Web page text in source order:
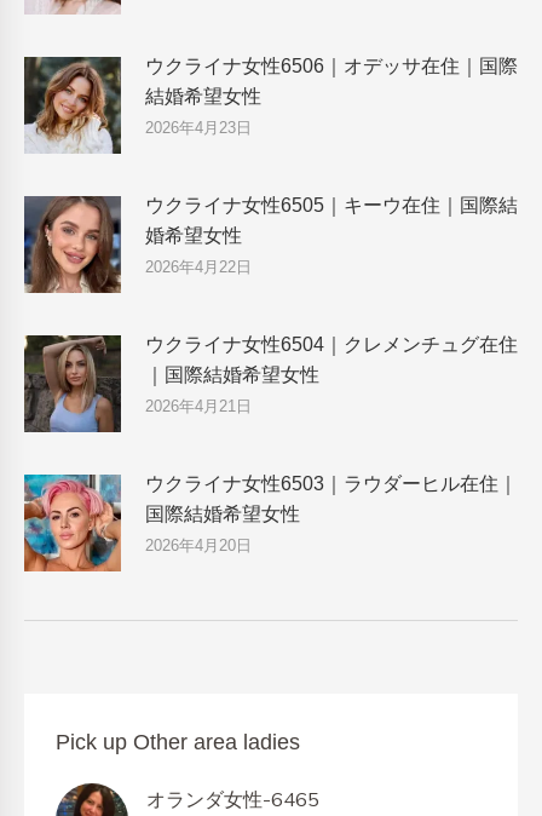
ウクライナ女性6506｜オデッサ在住｜国際
結婚希望女性
2026年4月23日
ウクライナ女性6505｜キーウ在住｜国際結
婚希望女性
2026年4月22日
ウクライナ女性6504｜クレメンチュグ在住
｜国際結婚希望女性
2026年4月21日
ウクライナ女性6503｜ラウダーヒル在住｜
国際結婚希望女性
2026年4月20日
Pick up Other area ladies
オランダ女性-6465